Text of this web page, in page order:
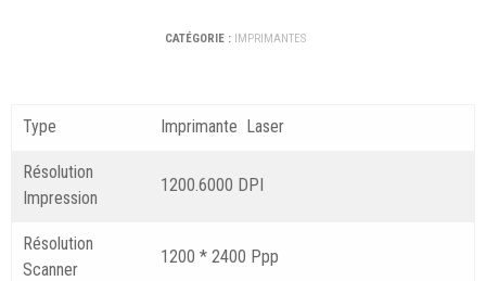
CATÉGORIE : IMPRIMANTES
Type Imprimante Laser
Résolution
Impression
1200.6000 DPI
Résolution
Scanner
1200 * 2400 Ppp